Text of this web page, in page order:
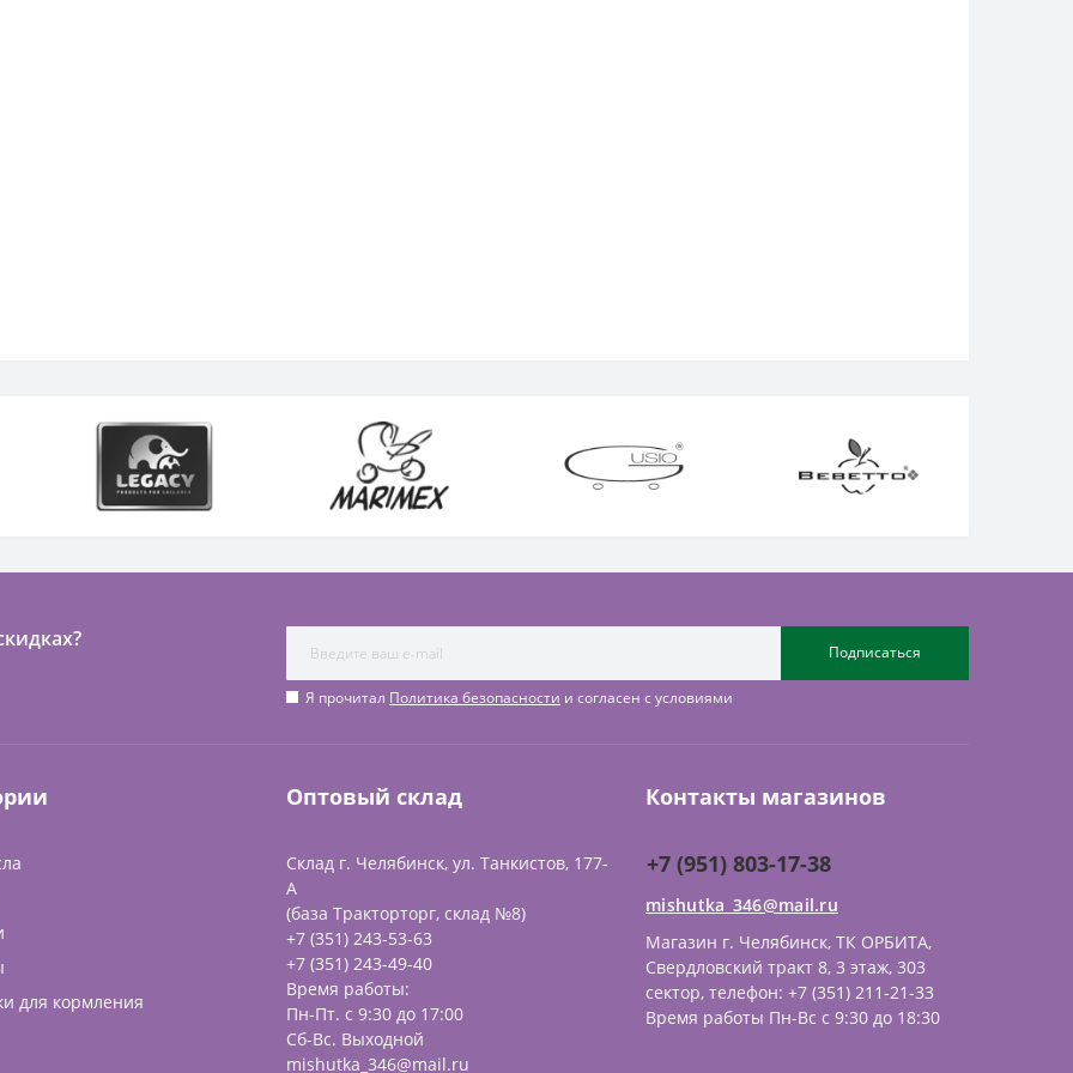
Подписаться
Я прочитал Политика безопасности и согласен с условиями
для кормления
Оптовый склад
Склад г. Челябинск, ул. Танкистов, 177-
А
(база Тракторторг, склад №8)
+7 (351) 243-53-63
+7 (351) 243-49-40
Время работы:
Пн-Пт. с 9:30 до 17:00
Сб-Вс. Выходной
mishutka_346@mail.ru
Контакты магазинов
+7 (951) 803-17-38
mishutka_346@mail.ru
Магазин г. Челябинск, ТК ОРБИТА,
Свердловский тракт 8, 3 этаж, 303
сектор, телефон: +7 (351) 211-21-33
Время работы Пн-Вс с 9:30 до 18:30